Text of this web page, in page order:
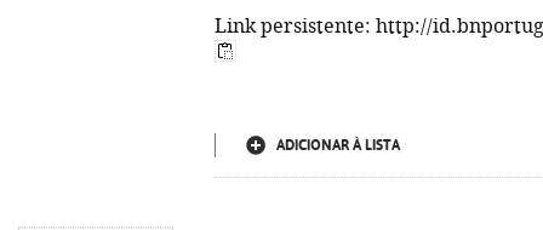
Link persistente: http://
ADICIONAR À LISTA